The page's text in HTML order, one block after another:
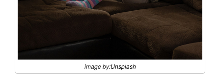
image by:Unsplash